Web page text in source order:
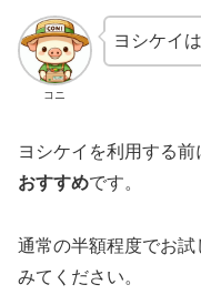
コニ
ヨシケイ
ヨシケイを利用する前
おすすめです。
通常の半額程度でお
みてください。